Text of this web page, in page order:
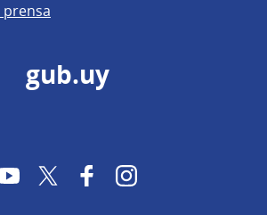
gub.uy
YouTubeTwitter FacebookInstagram